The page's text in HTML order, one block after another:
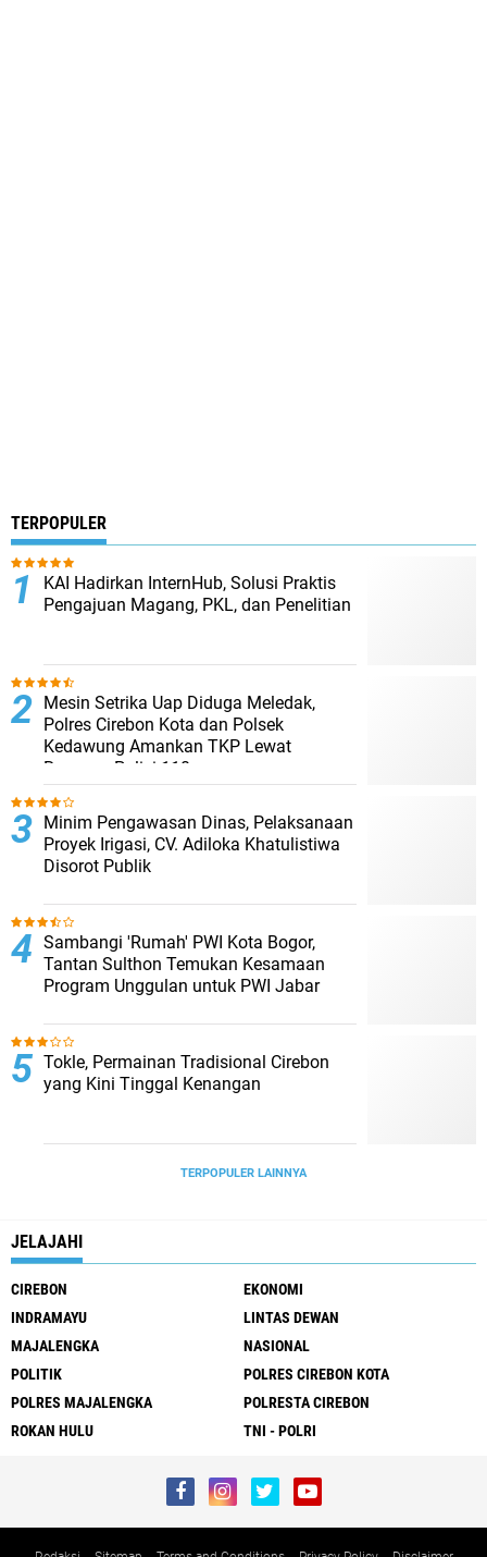
TERPOPULER
KAI Hadirkan InternHub, Solusi Praktis
Pengajuan Magang, PKL, dan Penelitian
Mesin Setrika Uap Diduga Meledak,
Polres Cirebon Kota dan Polsek
Kedawung Amankan TKP Lewat
Respons Polisi 110
Minim Pengawasan Dinas, Pelaksanaan
Proyek Irigasi, CV. Adiloka Khatulistiwa
Disorot Publik
Sambangi 'Rumah' PWI Kota Bogor,
Tantan Sulthon Temukan Kesamaan
Program Unggulan untuk PWI Jabar
Tokle, Permainan Tradisional Cirebon
yang Kini Tinggal Kenangan
TERPOPULER LAINNYA
JELAJAHI
CIREBON
EKONOMI
INDRAMAYU
LINTAS DEWAN
MAJALENGKA
NASIONAL
POLITIK
POLRES CIREBON KOTA
POLRES MAJALENGKA
POLRESTA CIREBON
ROKAN HULU
TNI - POLRI